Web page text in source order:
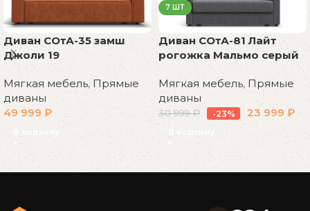
Диван СОтА-35 замш
Джоли 19
Мягкая мебель,Прямые
диваны
49 999 ₽
В корзину
7 ШТ
Диван СОтА-81 Лайт
рогожка Мальмо серый
Мягкая мебель, Прямые
диваны
30 999₽ -23% 23 999₽
В корзину
Read More